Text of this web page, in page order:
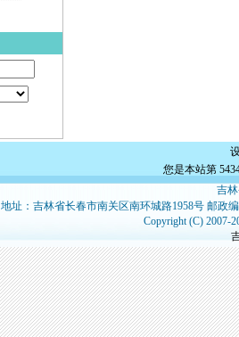
您是本站第
吉
地址：吉林省长春市南关区南环城路1958号 邮政
Copyright (C) 2007-